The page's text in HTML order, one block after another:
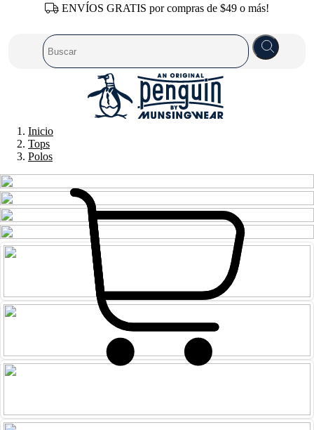
ENVÍOS GRATIS por compras de $49 o más!
Inicio
Tops
Polos